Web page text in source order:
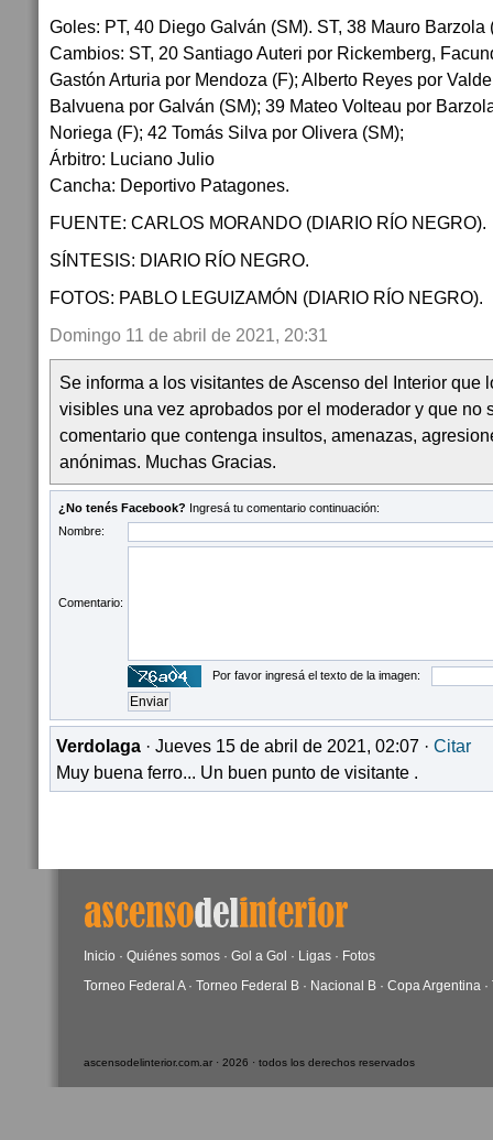
Goles: PT, 40 Diego Galván (SM). ST, 38 Mauro Barzola
Cambios: ST, 20 Santiago Auteri por Rickemberg,
Gastón Arturia por Mendoza (F); Alberto Reyes por
Balvuena por Galván (SM); 39 Mateo Volteau por
Noriega (F); 42 Tomás Silva por Olivera (SM);
Árbitro: Luciano Julio
Cancha: Deportivo Patagones.
FUENTE: CARLOS MORANDO (DIARIO RÍO NEGRO).
SÍNTESIS: DIARIO RÍO NEGRO.
FOTOS: PABLO LEGUIZAMÓN (DIARIO RÍO NEGRO).
Domingo 11 de abril de 2021, 20:31
Se informa a los visitantes de Ascenso del Interior que
visibles una vez aprobados por el moderador y que no
comentario que contenga insultos, amenazas,
anónimas. Muchas Gracias.
¿No tenés Facebook? Ingresá tu comentario continuación:
Nombre:
Comentario:
Por favor ingresá el texto de la imagen:
Verdolaga · Jueves 15 de abril de 2021, 02:07 · Citar
Muy buena ferro... Un buen punto de visitante .
Inicio · Quiénes somos · Gol a Gol · Ligas · Fotos
Torneo Federal A· Torneo Federal B · Nacional B · Copa Argentina ·
ascensodelinterior.com.ar · 2026 · todos los derechos reservados